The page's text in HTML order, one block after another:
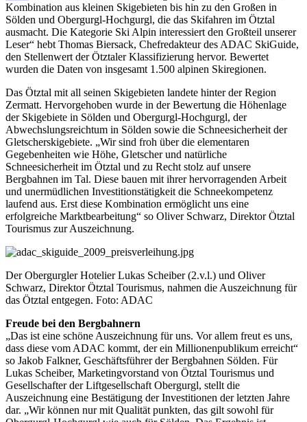
Kombination aus kleinen Skigebieten bis hin zu den Großen in
Sölden und Obergurgl-Hochgurgl, die das Skifahren im Ötztal
ausmacht. Die Kategorie Ski Alpin interessiert den Großteil unserer
Leser“ hebt Thomas Biersack, Chefredakteur des ADAC SkiGuide,
den Stellenwert der Ötztaler Klassifizierung hervor. Bewertet
wurden die Daten von insgesamt 1.500 alpinen Skiregionen.
Das Ötztal mit all seinen Skigebieten landete hinter der Region
Zermatt. Hervorgehoben wurde in der Bewertung die Höhenlage
der Skigebiete in Sölden und Obergurgl-Hochgurgl, der
Abwechslungsreichtum in Sölden sowie die Schneesicherheit der
Gletscherskigebiete. „Wir sind froh über die elementaren
Gegebenheiten wie Höhe, Gletscher und natürliche
Schneesicherheit im Ötztal und zu Recht stolz auf unsere
Bergbahnen im Tal. Diese bauen mit ihrer hervorragenden Arbeit
und unermüdlichen Investitionstätigkeit die Schneekompetenz
laufend aus. Erst diese Kombination ermöglicht uns eine
erfolgreiche Marktbearbeitung“ so Oliver Schwarz, Direktor Ötztal
Tourismus zur Auszeichnung.
Der Obergurgler Hotelier Lukas Scheiber (2.v.l.) und Oliver
Schwarz, Direktor Ötztal Tourismus, nahmen die Auszeichnung für
das Ötztal entgegen. Foto: ADAC
Freude bei den Bergbahnern
„Das ist eine schöne Auszeichnung für uns. Vor allem freut es uns,
dass diese vom ADAC kommt, der ein Millionenpublikum erreicht“
so Jakob Falkner, Geschäftsführer der Bergbahnen Sölden. Für
Lukas Scheiber, Marketingvorstand von Ötztal Tourismus und
Gesellschafter der Liftgesellschaft Obergurgl, stellt die
Auszeichnung eine Bestätigung der Investitionen der letzten Jahre
dar. „Wir können nur mit Qualität punkten, das gilt sowohl für